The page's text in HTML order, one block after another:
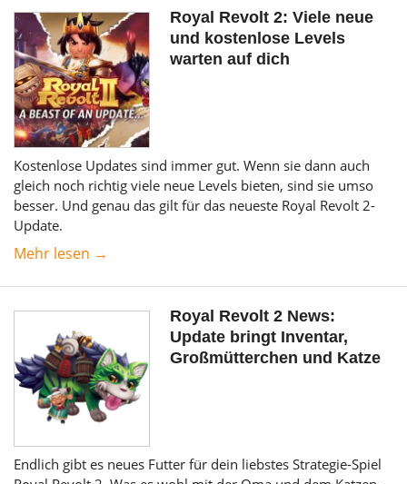
Royal Revolt 2: Viele neue
und kostenlose Levels
warten auf dich
Kostenlose Updates sind immer gut. Wenn sie dann auch
gleich noch richtig viele neue Levels bieten, sind sie umso
besser. Und genau das gilt für das neueste Royal Revolt 2-
Update.
Mehr lesen →
Royal Revolt 2 News:
Update bringt Inventar,
Großmütterchen und Katze
Endlich gibt es neues Futter für dein liebstes Strategie-Spiel